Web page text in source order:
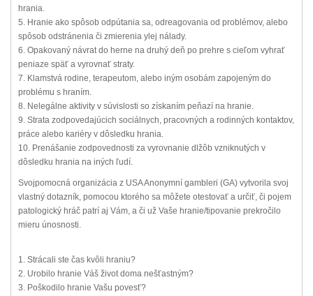
hrania.
5. Hranie ako spôsob odpútania sa, odreagovania od problémov, alebo
spôsob odstránenia či zmierenia ylej nálady.
6. Opakovaný návrat do herne na druhý deň po prehre s cieľom vyhrať
peniaze späť a vyrovnať straty.
7. Klamstvá rodine, terapeutom, alebo iným osobám zapojeným do
problému s hraním.
8. Nelegálne aktivity v súvislosti so získaním peňazí na hranie.
9. Strata zodpovedajúcich sociálnych, pracovných a rodinných kontaktov,
práce alebo kariéry v dôsledku hrania.
10. Prenášanie zodpovednosti za vyrovnanie dlžôb vzniknutých v
dôsledku hrania na iných ľudí.
Svojpomocná organizácia z USA Anonymní gambleri (GA) vytvorila svoj
vlastný dotazník, pomocou ktorého sa môžete otestovať a určiť, či pojem
patologický hráč patrí aj Vám, a či už Vaše hranie/tipovanie prekročilo
mieru únosnosti.
1. Strácali ste čas kvôli hraniu?
2. Urobilo hranie Váš život doma nešťastným?
3. Poškodilo hranie Vašu povesť?